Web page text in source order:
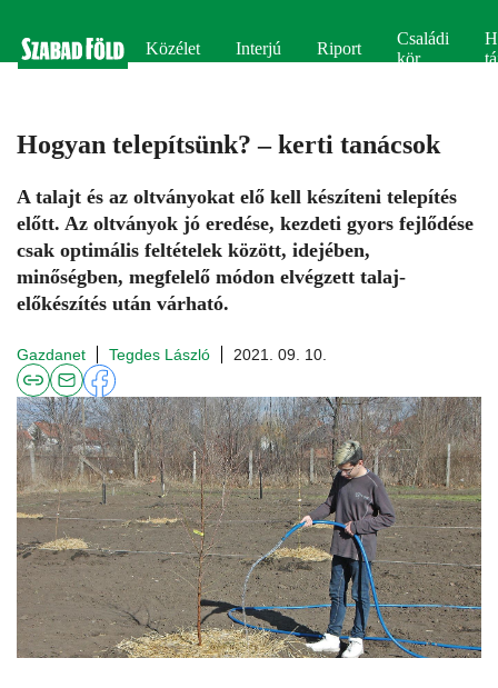
Közélet Interjú Riport
Családi
kör
Hogyan telepítsünk? – kerti tanácsok
A talajt és az oltványokat elő kell készíteni telepítés
előtt. Az oltványok jó eredése, kezdeti gyors fejlődése
csak optimális feltételek között, idejében,
minőségben, megfelelő módon elvégzett talaj-
előkészítés után várható.
Gazdanet Tegdes László 2021. 09. 10.